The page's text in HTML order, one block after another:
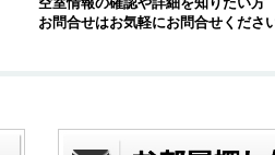
お問合せはお気軽にお問合せくださ